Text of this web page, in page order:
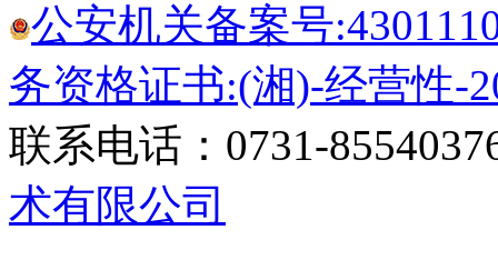
公安机关备案号
务资格证书:(湘)-经营性-
联系电话：0731-
术有限公司